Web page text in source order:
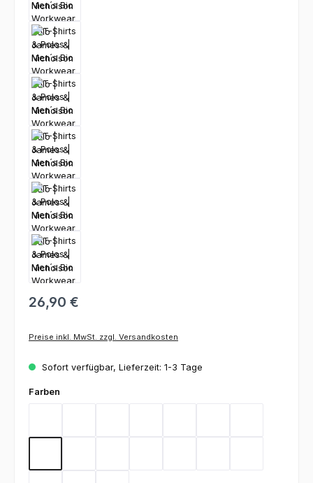
26,90 €
Preise inkl. MwSt. zzgl. Versandkosten
Sofort verfügbar, Lieferzeit: 1-3 Tage
Farben